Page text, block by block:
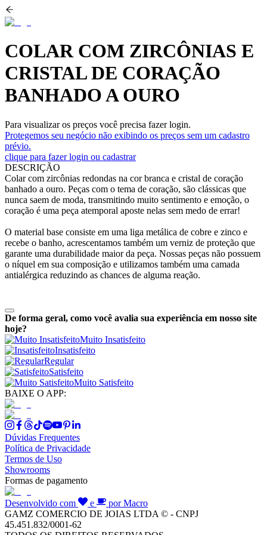
COLAR COM ZIRCÔNIAS E
CRISTAL DE CORAÇÃO
BANHADO A OURO
Para visualizar os preços você precisa fazer login.
Protegemos seu negócio não exibindo os preços sem um cadastro
prévio.
clique para fazer login ou cadastrar
DESCRIÇÃO
Colar com zircônias redondas na cor branca e cristal de coração
banhado a ouro. Peças com o tema de coração, são clássicas que
nunca saem de moda, transmitindo muito sentimento e emoção, o
coração é uma peça atemporal aposte nelas sem medo de errar!
O material base consiste em uma liga metálica de cobre e zinco e
recebe o banho, acrescentamos também um verniz de proteção que
garante uma durabilidade maior da peça. Nossas peças não possuem
o níquel em sua composição e utilizamos também uma camada
antialérgica reduzindo as chances de alguma reação.
De forma geral, como você avalia sua experiência em nosso site
hoje?
Muito Insatisfeito
Insatisfeito
Regular
Satisfeito
Muito Satisfeito
BAIXE O APP:
Dúvidas Frequentes
Política de Privacidade
Termos de Uso
Showrooms
Formas de pagamento
Desenvolvido com e
por Macro
GAMZ COMERCIO DE JOIAS LTDA © - CNPJ
45.451.832/0001-62